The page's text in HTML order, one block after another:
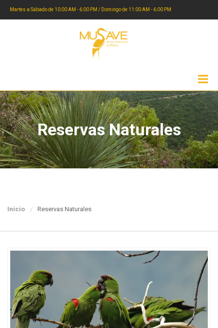
Martes a Sábado de 10:00 AM - 6:00 PM / Domingo de 11:00 AM - 6:00 PM
Reservas Naturales
Inicio Reservas Naturales